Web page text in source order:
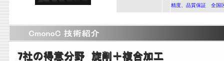
精度、品質保証 全